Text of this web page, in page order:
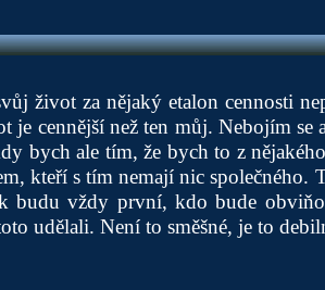
život za nějaký etalon cennosti
je cennější než ten můj. Nebojím
bych ale tím, že bych to z
kteří s tím nemají nic společného.
budu vždy první, kdo bude
udělali. Není to směšné, je to